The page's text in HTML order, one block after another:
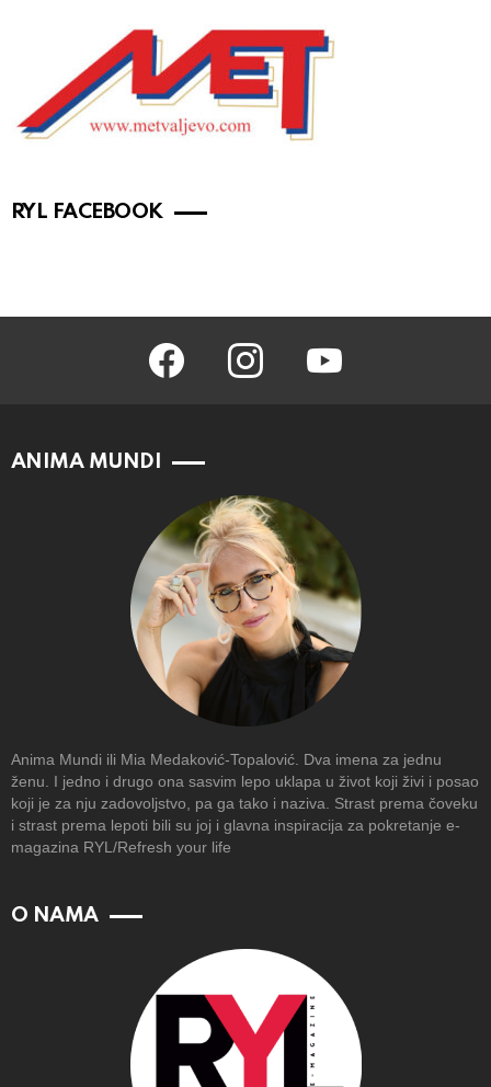
RYL FACEBOOK
facebook instagram
ANIMA MUNDI
Anima Mundi ili Mia Medaković-Topalović. Dva imena za jednu
ženu. I jedno i drugo ona sasvim lepo uklapa u život koji živi i posao
koji je za nju zadovoljstvo, pa ga tako i naziva. Strast prema čoveku
i strast prema lepoti bili su joj i glavna inspiracija za pokretanje e-
magazina RYL/Refresh your life
O NAMA